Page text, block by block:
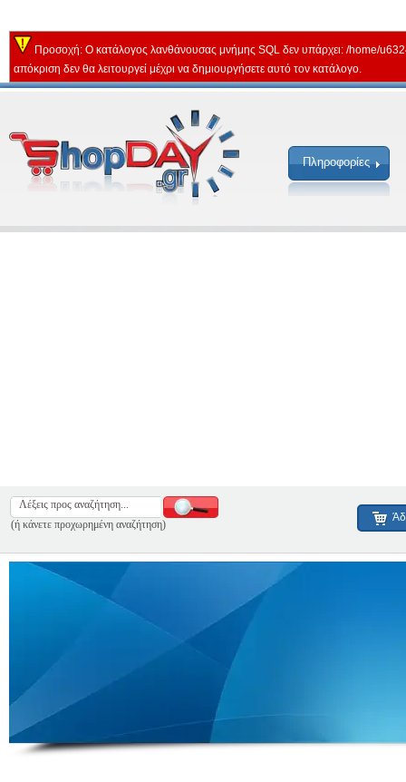
Προσοχή: Ο κατάλογος λανθάνουσας μνήμης SQL δεν υπάρχει: /home/
απόκριση δεν θα λειτουργεί μέχρι να δημιουργήσετε αυτό τον κατάλογο.
Πληροφορίες
(ή κάνετε προχωρημένη αναζήτηση)